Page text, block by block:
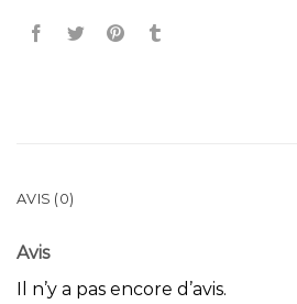
AVIS (0)
Avis
Il n’y a pas encore d’avis.